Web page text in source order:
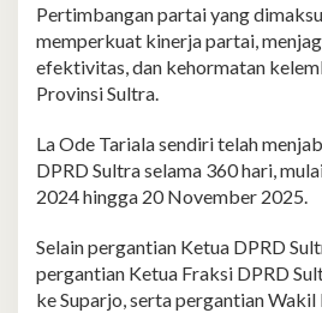
Pertimbangan partai yang
memperkuat kinerja partai,
efektivitas, dan kehormatan
Provinsi Sultra.
La Ode Tariala sendiri telah
DPRD Sultra selama 360 hari,
2024 hingga 20 November 2025.
Selain pergantian Ketua DPRD
pergantian Ketua Fraksi DPRD
ke Suparjo, serta pergantian